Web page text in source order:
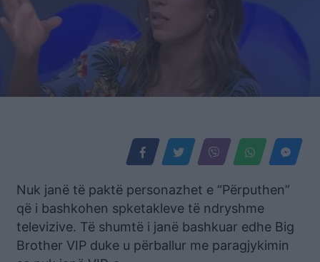
Nuk janë të paktë personazhet e “Përputhen”
që i bashkohen spketakleve të ndryshme
televizive. Të shumtë i janë bashkuar edhe Big
Brother VIP duke u përballur me paragjykimin